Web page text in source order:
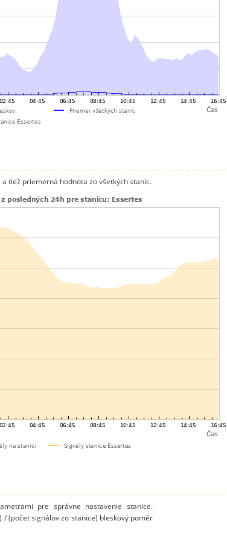
tiež priemerná hodnota zo všetkých staníc.
pre správne nastavenie stanice.
(počet signálov zo stanice) bleskový poměr